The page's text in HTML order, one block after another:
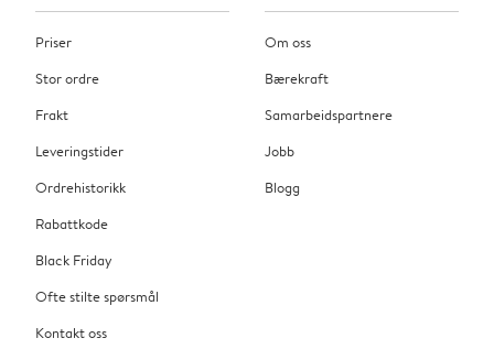
Priser
Stor ordre
Frakt
Leveringstider
Ordrehistorikk
Rabattkode
Black Friday
Ofte stilte spørsmål
Kontakt oss
Om oss
Bærekraft
Samarbeidspartnere
Jobb
Blogg